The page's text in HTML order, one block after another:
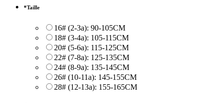
*Taille
16# (2-3a): 90-105CM
18# (3-4a): 105-115CM
20# (5-6a): 115-125CM
22# (7-8a): 125-135CM
24# (8-9a): 135-145CM
26# (10-11a): 145-155CM
28# (12-13a): 155-165CM